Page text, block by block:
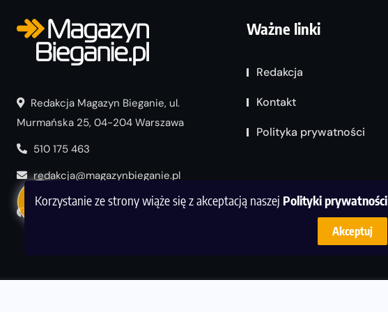
Korzystanie ze strony wiąże się z akceptacją naszej Polityki prywatności
Akceptuj
Redakcja Magazyn Bieganie, ul.
Murmańska 25, 04-204 Warszawa
510 175 463
redakcja@magazynbieganie.pl
Ważne linki
Redakcja
Kontakt
Polityka prywatności